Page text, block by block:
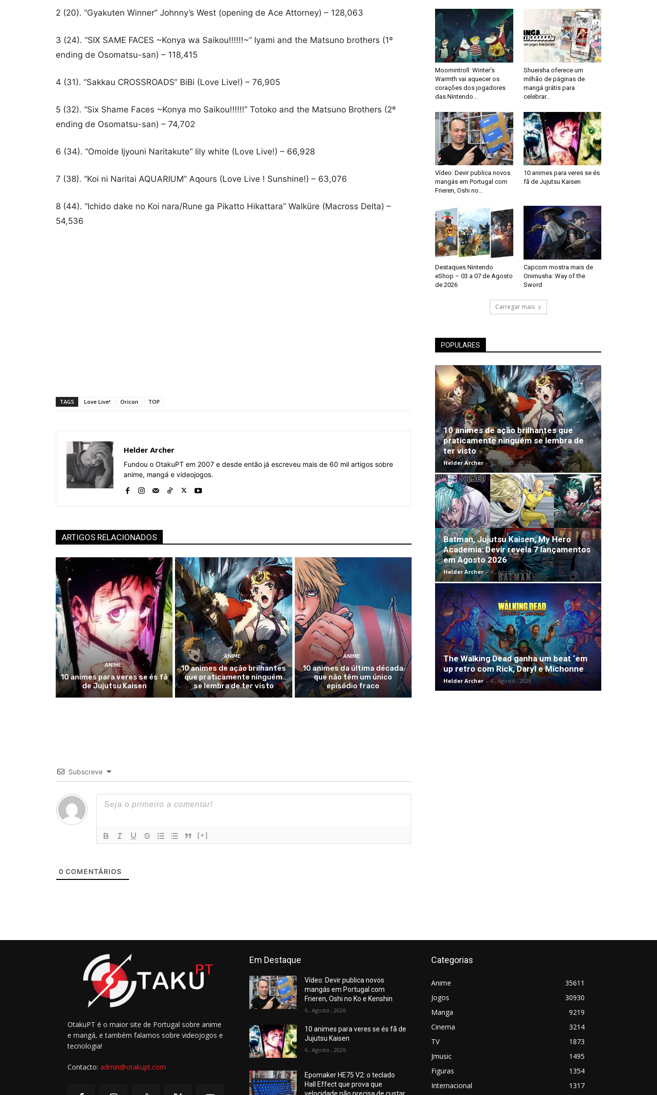
2 (20). “Gyakuten Winner” Johnny’s West (opening de Ace Attorney) – 128,063
3 (24). “SIX SAME FACES ~Konya wa Saikou!!!!!!~” Iyami and the Matsuno brothers (1º
ending de Osomatsu-san) – 118,415
4 (31). “Sakkau CROSSROADS” BiBi (Love Live!) – 76,905
5 (32). “Six Shame Faces ~Konya mo Saikou!!!!!!” Totoko and the Matsuno Brothers (2º
ending de Osomatsu-san) – 74,702
6 (34). “Omoide Ijyouni Naritakute” lily white (Love Live!) – 66,928
7 (38). “Koi ni Naritai AQUARIUM” Aqours (Love Live ! Sunshine!) – 63,076
8 (44). “Ichido dake no Koi nara/Rune ga Pikatto Hikattara” Walküre (Macross Delta) –
54,536
TAGS Love Live! Oricon TOP
Helder Archer
Fundou o OtakuPT em 2007 e desde então já escreveu mais de 60 mil artigos sobre
anime, mangá e videojogos.
ARTIGOS RELACIONADOS
ANIME
10 animes para veres se és fã
de Jujutsu Kaisen
ANIME
10 animes de ação brilhantes
que praticamente ninguém
se lembra de ter visto
ANIME
10 animes da última década
que não têm um único
episódio fraco
Subscreve
[+]
0 COMENTÁRIOS
Moomintroll: Winter’s
Warmth vai aquecer os
corações dos jogadores
das Nintendo...
Shueisha oferece um
milhão de páginas de
mangá grátis para
celebrar...
Vídeo: Devir publica novos
mangás em Portugal com
Frieren, Oshi no...
10 animes para veres se és
fã de Jujutsu Kaisen
Destaques Nintendo
eShop – 03 a 07 de Agosto
de 2026
Capcom mostra mais de
Onimusha: Way of the
Sword
Carregar mais
POPULARES
10 animes de ação brilhantes que
praticamente ninguém se lembra de
ter visto
Helder Archer - 5 , Agosto , 2026
Batman, Jujutsu Kaisen, My Hero
Academia: Devir revela 7 lançamentos
em Agosto 2026
Helder Archer - 4 , Agosto , 2026
The Walking Dead ganha um beat ‘em
up retro com Rick, Daryl e Michonne
Helder Archer - 4 , Agosto , 2026
OtakuPT é o maior site de Portugal sobre anime
e mangá, e também falamos sobre videojogos e
tecnologia!
Contacto: admin@otakupt.com
Em Destaque
Vídeo: Devir publica novos
mangás em Portugal com
Frieren, Oshi no Ko e Kenshin
6 , Agosto , 2026
10 animes para veres se és fã de
Jujutsu Kaisen
6 , Agosto , 2026
Epomaker HE75 V2: o teclado
Hall Effect que prova que
Categorias
Anime
35611
Jogos
30930
Manga
9219
Cinema
3214
TV
1873
Jmusic
1495
Figuras
1354
Internacional
1317